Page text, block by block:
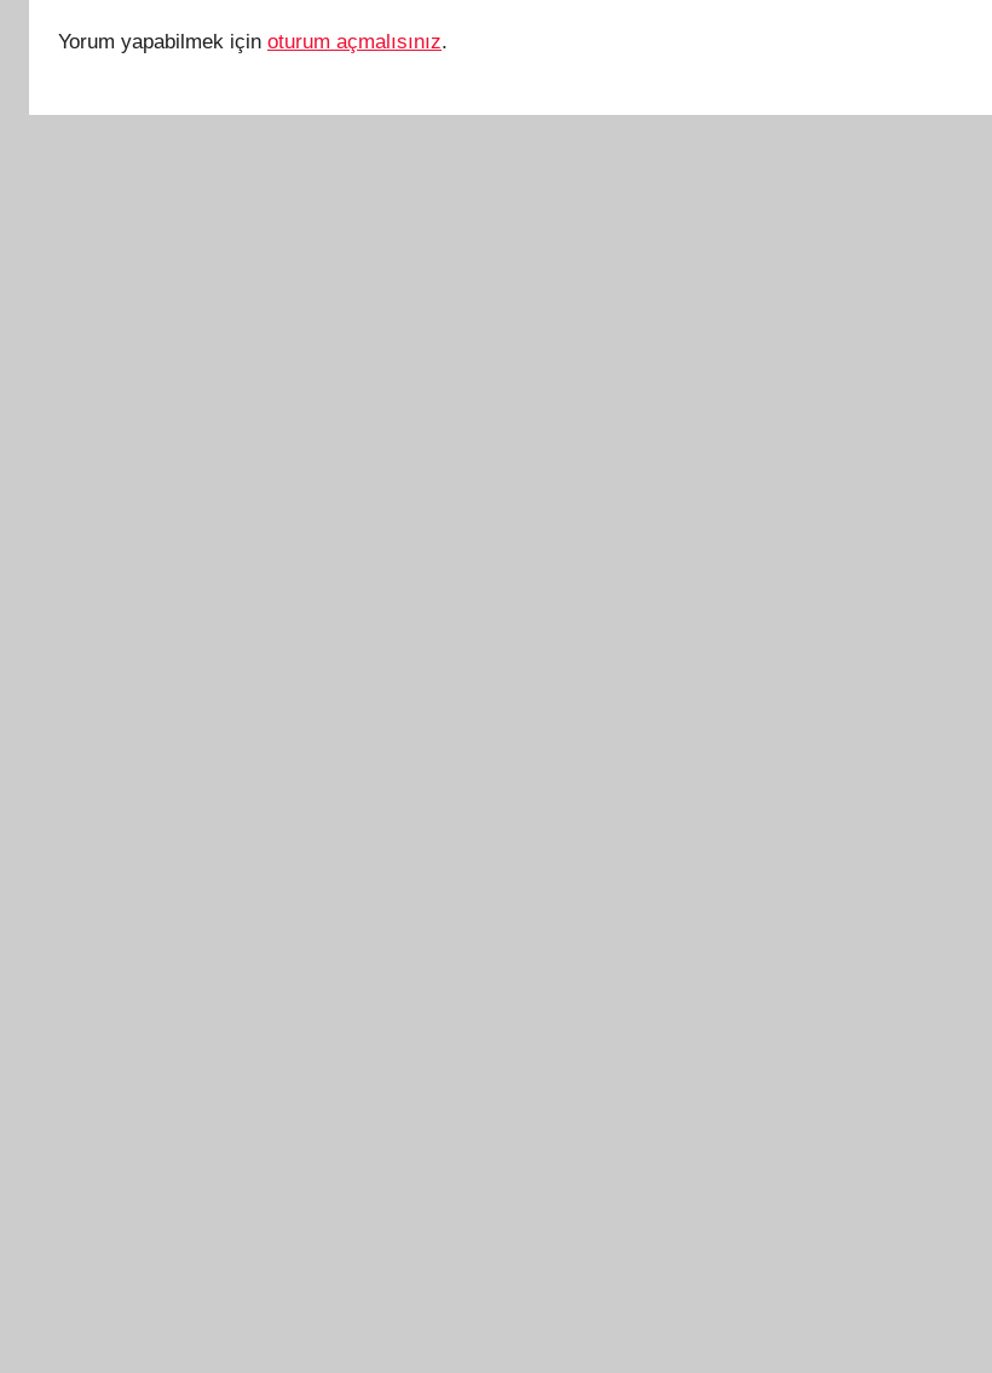
Yorum yapabilmek için oturum açmalısınız.